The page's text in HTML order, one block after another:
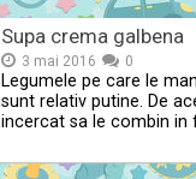
Supa crema galbena
3 mai 2016 0
Legumele pe care le
sunt relativ putine. De
incercat sa le combin in